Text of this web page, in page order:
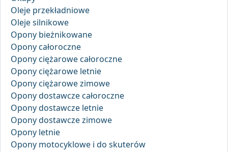
Oleje przekładniowe
Oleje silnikowe
Opony bieżnikowane
Opony całoroczne
Opony ciężarowe całoroczne
Opony ciężarowe letnie
Opony ciężarowe zimowe
Opony dostawcze całoroczne
Opony dostawcze letnie
Opony dostawcze zimowe
Opony letnie
Opony motocyklowe i do skuterów